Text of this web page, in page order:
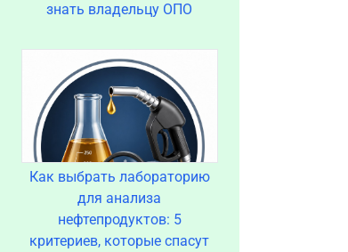
знать владельцу ОПО
Как выбрать лабораторию
для анализа
нефтепродуктов: 5
критериев, которые спасут